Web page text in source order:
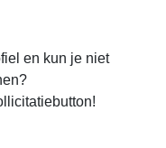
en kun je niet